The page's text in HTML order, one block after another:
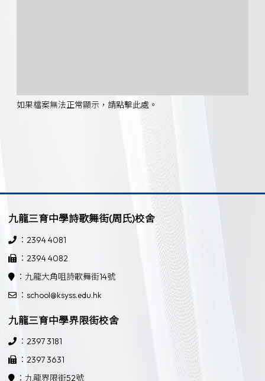
如果檔案無法正常顯示，請點擊此處。
九龍三育中學詩歌舞街(周氏)校舍
：2394 4081
：2394 4082
：九龍大角咀詩歌舞街14號
：school@ksyss.edu.hk
九龍三育中學界限街校舍
：2397 3181
：2397 3631
：九龍界限街52號